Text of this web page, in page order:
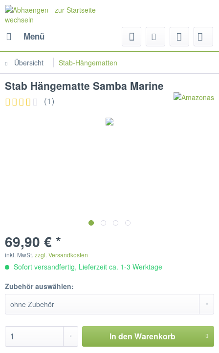
Menü
Übersicht Stab-Hängematten
Stab Hängematte Samba Marine
(1)
69,90 € *
inkl. MwSt. zzgl. Versandkosten
Sofort versandfertig, Lieferzeit ca. 1-3 Werktage
Zubehör auswählen:
In den Warenkorb